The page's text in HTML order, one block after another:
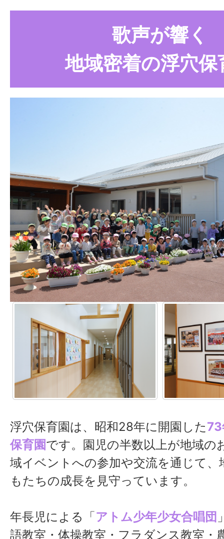
✓
✓
✓
歌声が響く
地域密着の浮穴保
浮穴保育園は、昭和28年に開園した73
保育園です。園児の半数以上が地域の
域イベントへの参加や交流を通じて、
もたちの成長を見守っています。
年長児による「アトム少年少女合唱団
語教室・体操教室・フラダンス教室・